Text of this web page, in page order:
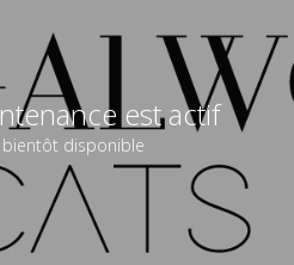
est actif
bientôt disponible